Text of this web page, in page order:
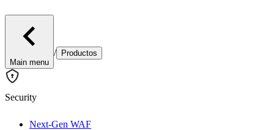
Main menu
/ Productos
Security
Next-Gen WAF